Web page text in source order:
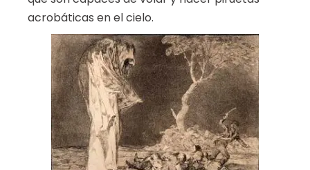
acrobáticas en el cielo.